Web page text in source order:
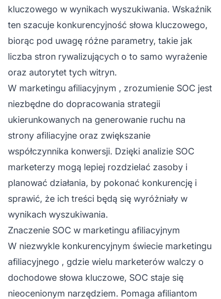
kluczowego w wynikach wyszukiwania. Wskaźnik
ten szacuje konkurencyjność słowa kluczowego,
biorąc pod uwagę różne parametry, takie jak
liczba stron rywalizujących o to samo wyrażenie
oraz autorytet tych witryn.
W marketingu afiliacyjnym , zrozumienie SOC jest
niezbędne do dopracowania strategii
ukierunkowanych na generowanie ruchu na
strony afiliacyjne oraz zwiększanie
współczynnika konwersji. Dzięki analizie SOC
marketerzy mogą lepiej rozdzielać zasoby i
planować działania, by pokonać konkurencję i
sprawić, że ich treści będą się wyróżniały w
wynikach wyszukiwania.
Znaczenie SOC w marketingu afiliacyjnym
W niezwykle konkurencyjnym świecie marketingu
afiliacyjnego , gdzie wielu marketerów walczy o
dochodowe słowa kluczowe, SOC staje się
nieocenionym narzędziem. Pomaga afiliantom